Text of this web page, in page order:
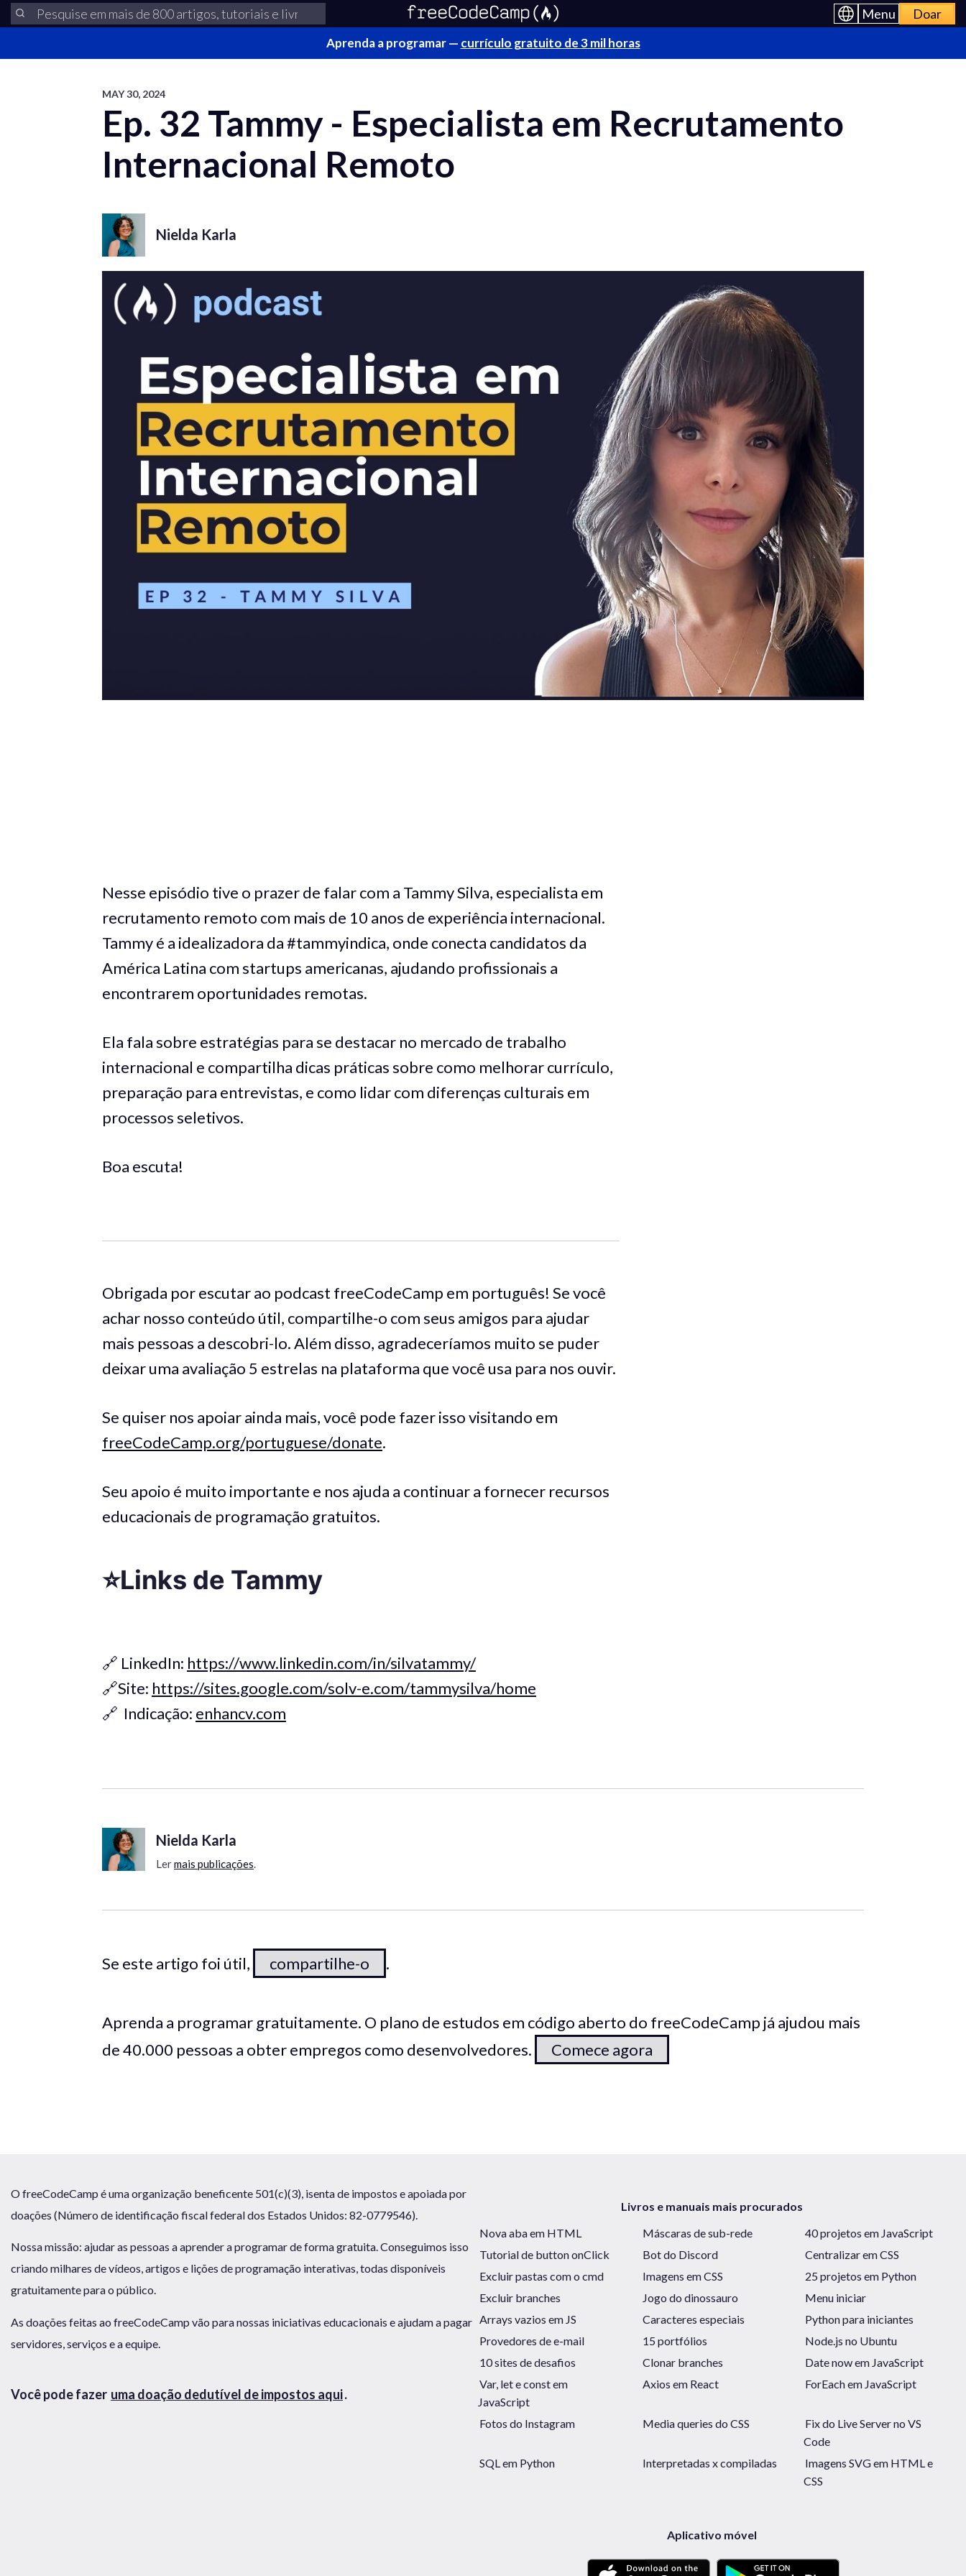
Menu Doar
Aprenda a programar — currículo gratuito de 3 mil horas
MAY 30, 2024
Ep. 32 Tammy - Especialista em Recrutamento
Internacional Remoto
Nielda Karla
Nesse episódio tive o prazer de falar com a Tammy Silva, especialista em
recrutamento remoto com mais de 10 anos de experiência internacional.
Tammy é a idealizadora da #tammyindica, onde conecta candidatos da
América Latina com startups americanas, ajudando profissionais a
encontrarem oportunidades remotas.
Ela fala sobre estratégias para se destacar no mercado de trabalho
internacional e compartilha dicas práticas sobre como melhorar currículo,
preparação para entrevistas, e como lidar com diferenças culturais em
processos seletivos.
Boa escuta!
Obrigada por escutar ao podcast freeCodeCamp em português! Se você
achar nosso conteúdo útil, compartilhe-o com seus amigos para ajudar
mais pessoas a descobri-lo. Além disso, agradeceríamos muito se puder
deixar uma avaliação 5 estrelas na plataforma que você usa para nos ouvir.
Se quiser nos apoiar ainda mais, você pode fazer isso visitando em
freeCodeCamp.org/portuguese/donate.
Seu apoio é muito importante e nos ajuda a continuar a fornecer recursos
educacionais de programação gratuitos.
⭐️Links de Tammy
🔗 LinkedIn: https://www.linkedin.com/in/silvatammy/
🔗Site: https://sites.google.com/solv-e.com/tammysilva/home
🔗 Indicação: enhancv.com
Nielda Karla
Lermais publicações.
Se este artigo foi útil, compartilhe-o .
Aprenda a programar gratuitamente. O plano de estudos em código aberto do freeCodeCamp já ajudou mais
de 40.000 pessoas a obter empregos como desenvolvedores.
Comece agora
O freeCodeCamp é uma organização beneficente 501(c)(3), isenta de impostos e apoiada por
doações (Número de identificação fiscal federal dos Estados Unidos: 82-0779546).
Nossa missão: ajudar as pessoas a aprender a programar de forma gratuita. Conseguimos isso
criando milhares de vídeos, artigos e lições de programação interativas, todas disponíveis
gratuitamente para o público.
As doações feitas ao freeCodeCamp vão para nossas iniciativas educacionais e ajudam a pagar
servidores, serviços e a equipe.
Você pode fazer uma doação dedutível de impostos aqui.
Livros e manuais mais procurados
Nova aba em HTML
Máscaras de sub-rede
40 projetos em JavaScript
Tutorial de button onClick
Bot do Discord
Centralizar em CSS
Excluir pastas com o cmd
Imagens em CSS
25 projetos em Python
Excluir branches
Jogo do dinossauro
Menu iniciar
Arrays vazios em JS
Caracteres especiais
Python para iniciantes
Provedores de e-mail
15 portfólios
Node.js no Ubuntu
10 sites de desafios
Clonar branches
Date now em JavaScript
Var, let e const em
JavaScript
Axios em React ForEach em JavaScript
Fotos do Instagram Media queries do CSS
Fix do Live Server no VS
Code
SQL em Python
Interpretadas x compiladas
Imagens SVG em HTML e
CSS
Aplicativo móvel